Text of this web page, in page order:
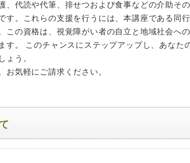
、代読や代筆、排せつおよび食事などの介助そ
す。これらの支援を行うには、本講座である同
この資格は、視覚障がい者の自立と地域社会へ
す。 このチャンスにステップアップし、あなた
ょう。
お気軽にご請求ください。